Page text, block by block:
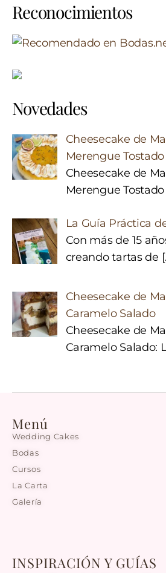
Reconocimientos
Novedades
Cheesecake de
Merengue Tostado
Cheesecake de
Merengue
La Guía Práctica
Con más de 15
creando tartas de
Cheesecake de
Caramelo Salado
Cheesecake de
Caramelo Salado:
Menú
Wedding Cakes
Bodas
Cursos
La Carta
Galería
INSPIRACIÓN Y GUÍAS